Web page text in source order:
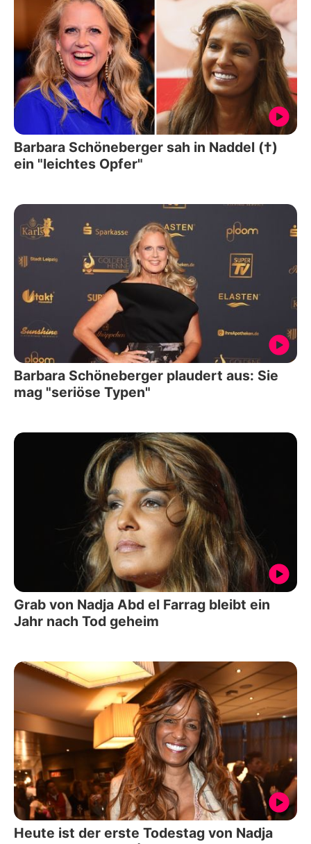
Barbara Schöneberger sah in Naddel (†)
ein "leichtes Opfer"
Barbara Schöneberger plaudert aus: Sie
mag "seriöse Typen"
Grab von Nadja Abd el Farrag bleibt ein
Jahr nach Tod geheim
Heute ist der erste Todestag von Nadja